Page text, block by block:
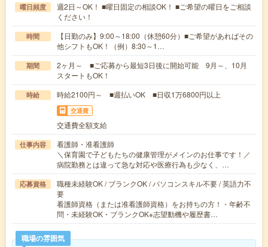
曜日頻度
週2日～OK！ ■曜日固定の相談OK！ ■ご希望の曜日をご相談
ください！
時間
【日勤のみ】9:00～18:00（休憩60分）■ご希望があればその
他シフトもOK！（例）8:30～1…
期間
2ヶ月～ ■ご応募から最短3日後に開始可能 9月～、10月
スタートもOK！
時給 時給2100円～ ■週払いOK ■日収1万6800円以上
交通費
交通費全額支給
仕事内容
看護師・准看護師
＼保育園で子どもたちの健康管理がメインのお仕事です！／
病院勤務とは違って急な対応や医療行為も少なく、…
応募資格
職種未経験OK / ブランクOK / パソコンスキル不要 / 英語力不
要
看護師資格（または准看護師資格）をお持ちの方！・年齢不
問・未経験OK・ブランクOK※志望動機や履歴書…
職場の雰囲気